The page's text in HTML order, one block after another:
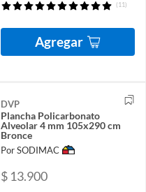
(11)
Agregar
DVP
Plancha Policarbonato
Alveolar 4 mm 105x290 cm
Bronce
Por SODIMAC
$ 13.900